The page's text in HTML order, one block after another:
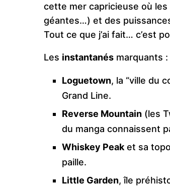
cette mer capricieuse où
géantes…) et des
Tout ce que j’ai fait… c’est
Les instantanés marquants :
Loguetown, la “ville du
Grand Line.
Reverse Mountain (les
du manga connaissent
Whiskey Peak et sa
paille.
Little Garden, île